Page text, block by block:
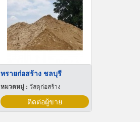
ทรายก่อสร้าง ชลบุรี
หมวดหมู่ :วัสดุก่อสร้าง
ติดต่อผู้ขาย